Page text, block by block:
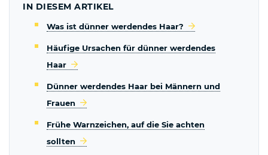
IN DIESEM ARTIKEL
Was ist dünner werdendes Haar?
Häufige Ursachen für dünner werdendes
Haar
Dünner werdendes Haar bei Männern und
Frauen
Frühe Warnzeichen, auf die Sie achten
sollten